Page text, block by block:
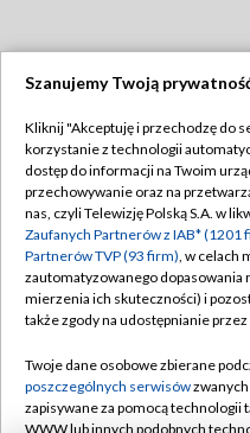
Abonament TVP
Emisja w TVP
Centrum informacji TVP
Naziemna Telewizja
Rada Programowa
System NOS
Szanujemy Twoją
Kliknij "Akceptuję i przechodzę do
korzystanie z technologii
dostęp do informacji na Twoim
przechowywanie oraz na
nas, czyli Telewizję Polską S.A. w
Zaufanych Partnerów z IAB* (1201
Partnerów TVP (93 firm), w celach
zautomatyzowanego
mierzenia ich skuteczności) i
także zgody na udostępnianie
Twoje dane osobowe zbierane
poszczególnych serwisów
zapisywane za pomocą technologii
WWW lub innych podobnych